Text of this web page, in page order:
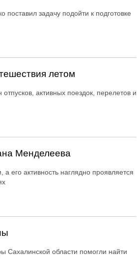
задачу подойти к подготовке
летом
активных поездок, перелетов и
Менделеева
его активность наглядно проявляется
Сахалинской области помогли найти